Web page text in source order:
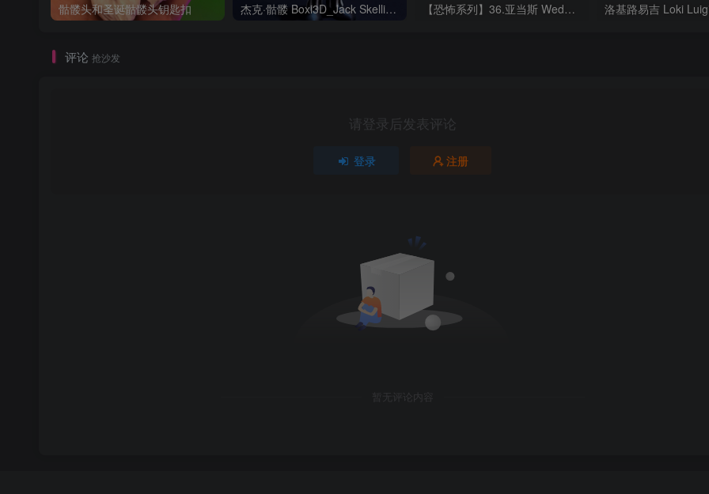
骷髅头和圣诞骷髅头钥匙扣 杰克·骷髅 Boxi3D_Jack Skellington 【恐怖系列】36.亚当斯 Wednesday Creepy Doll Updated 9-22
评论 抢沙发
请登录后发表评论
登录 注册
暂无评论内容